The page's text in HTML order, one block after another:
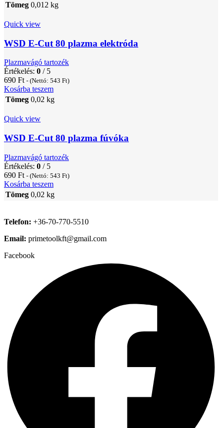
Tömeg 0,012 kg
Quick view
WSD E-Cut 80 plazma elektróda
Plazmavágó tartozék
Értékelés: 0 / 5
690 Ft - (Nettó: 543 Ft)
Kosárba teszem
Tömeg 0,02 kg
Quick view
WSD E-Cut 80 plazma fúvóka
Plazmavágó tartozék
Értékelés: 0 / 5
690 Ft - (Nettó: 543 Ft)
Kosárba teszem
Tömeg 0,02 kg
Telefon: +36-70-770-5510
Email: primetoolkft@gmail.com
Facebook